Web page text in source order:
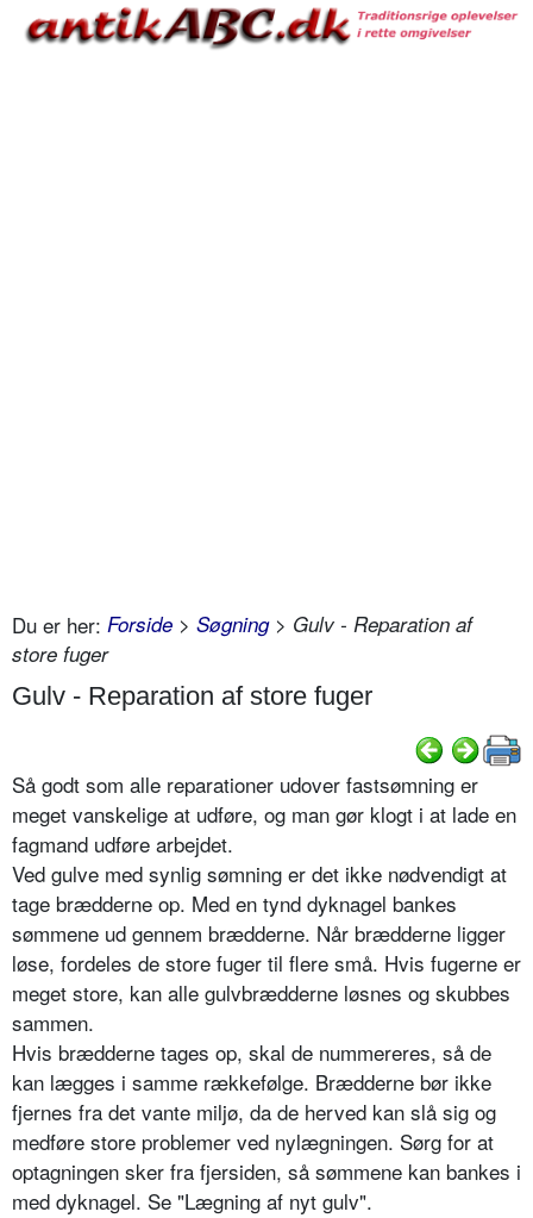
Du er her: Forside > Søgning> Gulv - Reparation af
store fuger
Gulv - Reparation af store fuger
Så godt som alle reparationer udover fastsømning er
meget vanskelige at udføre, og man gør klogt i at lade en
fagmand udføre arbejdet.
Ved gulve med synlig sømning er det ikke nødvendigt at
tage brædderne op. Med en tynd dyknagel bankes
sømmene ud gennem brædderne. Når brædderne ligger
løse, fordeles de store fuger til flere små. Hvis fugerne er
meget store, kan alle gulvbrædderne løsnes og skubbes
sammen.
Hvis brædderne tages op, skal de nummereres, så de
kan lægges i samme rækkefølge. Brædderne bør ikke
fjernes fra det vante miljø, da de herved kan slå sig og
medføre store problemer ved nylægningen. Sørg for at
optagningen sker fra fjersiden, så sømmene kan bankes i
med dyknagel. Se "Lægning af nyt gulv".